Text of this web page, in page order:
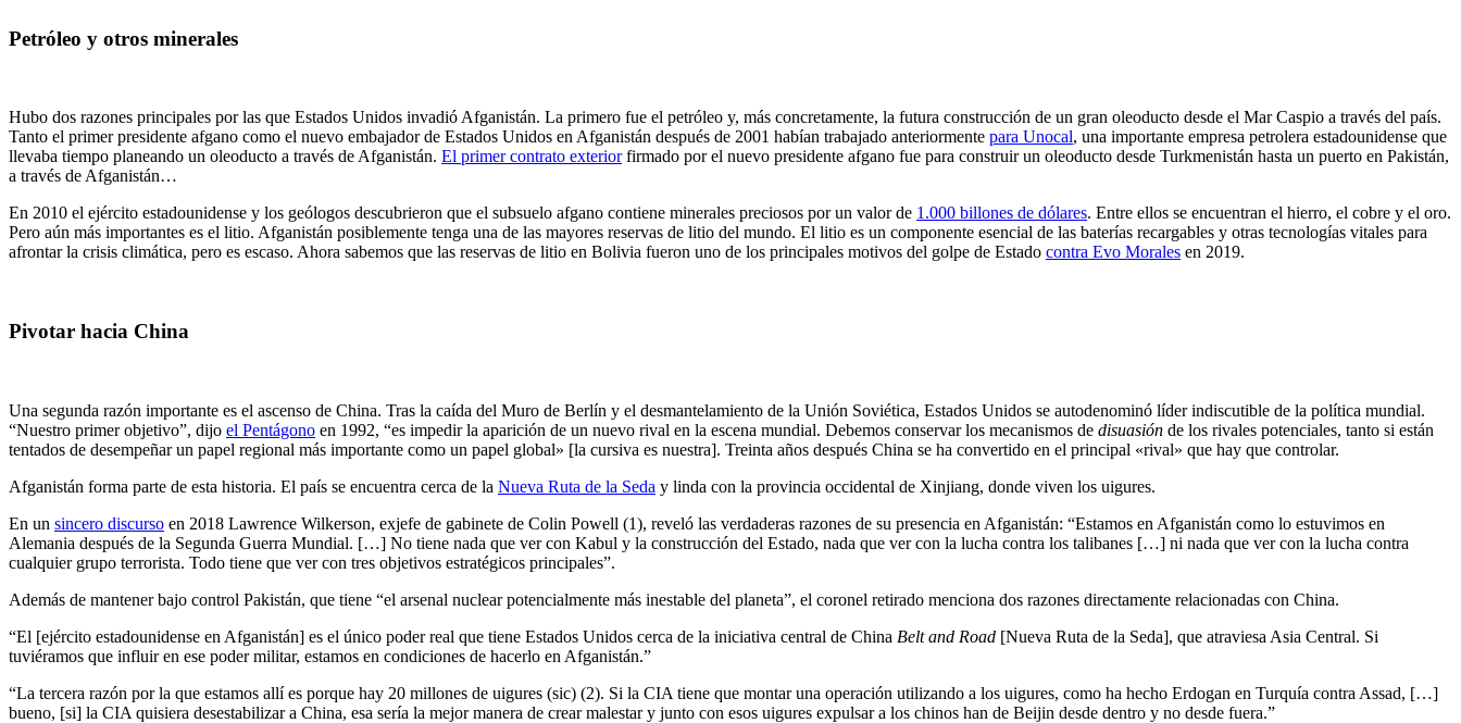
Petróleo y otros minerales
Hubo dos razones principales por las que Estados Unidos invadió Afganistán. La primero fue el petróleo y, más concretamente, la futura construcción de un gran oleoducto desde el Mar Caspio a través del país.
Tanto el primer presidente afgano como el nuevo embajador de Estados Unidos en Afganistán después de 2001 habían trabajado anteriormente para Unocal, una importante empresa petrolera estadounidense que
llevaba tiempo planeando un oleoducto a través de Afganistán. El primer contrato exteriorfirmado por el nuevo presidente afgano fue para construir un oleoducto desde Turkmenistán hasta un puerto en Pakistán,
a través de Afganistán…
En 2010 el ejército estadounidense y los geólogos descubrieron que el subsuelo afgano contiene minerales preciosos por un valor de 1.000 billones de dólares. Entre ellos se encuentran el hierro, el cobre y el oro.
Pero aún más importantes es el litio. Afganistán posiblemente tenga una de las mayores reservas de litio del mundo. El litio es un componente esencial de las baterías recargables y otras tecnologías vitales para
afrontar la crisis climática, pero es escaso. Ahora sabemos que las reservas de litio en Bolivia fueron uno de los principales motivos del golpe de Estado contra Evo Morales en 2019.
Pivotar hacia China
Una segunda razón importante es el ascenso de China. Tras la caída del Muro de Berlín y el desmantelamiento de la Unión Soviética, Estados Unidos se autodenominó líder indiscutible de la política mundial.
“Nuestro primer objetivo”, dijo el Pentágono en 1992, “es impedir la aparición de un nuevo rival en la escena mundial. Debemos conservar los mecanismos de disuasión de los rivales potenciales, tanto si están
tentados de desempeñar un papel regional más importante como un papel global» [la cursiva es nuestra]. Treinta años después China se ha convertido en el principal «rival» que hay que controlar.
Afganistán forma parte de esta historia. El país se encuentra cerca de la Nueva Ruta de la Seda y linda con la provincia occidental de Xinjiang, donde viven los uigures.
En un sincero discurso en 2018 Lawrence Wilkerson, exjefe de gabinete de Colin Powell (1), reveló las verdaderas razones de su presencia en Afganistán: “Estamos en Afganistán como lo estuvimos en
Alemania después de la Segunda Guerra Mundial. […] No tiene nada que ver con Kabul y la construcción del Estado, nada que ver con la lucha contra los talibanes […] ni nada que ver con la lucha contra
cualquier grupo terrorista. Todo tiene que ver con tres objetivos estratégicos principales”.
Además de mantener bajo control Pakistán, que tiene “el arsenal nuclear potencialmente más inestable del planeta”, el coronel retirado menciona dos razones directamente relacionadas con China.
“El [ejército estadounidense en Afganistán] es el único poder real que tiene Estados Unidos cerca de la iniciativa central de China Belt and Road [Nueva Ruta de la Seda], que atraviesa Asia Central. Si
tuviéramos que influir en ese poder militar, estamos en condiciones de hacerlo en Afganistán.”
“La tercera razón por la que estamos allí es porque hay 20 millones de uigures (sic) (2). Si la CIA tiene que montar una operación utilizando a los uigures, como ha hecho Erdogan en Turquía contra Assad, […]
bueno, [si] la CIA quisiera desestabilizar a China, esa sería la mejor manera de crear malestar y junto con esos uigures expulsar a los chinos han de Beijin desde dentro y no desde fuera.”